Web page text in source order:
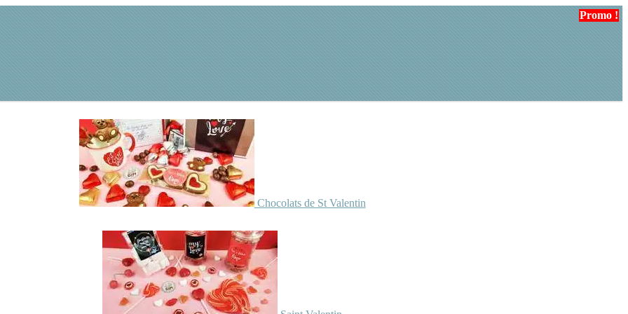
Chocolats de St Valentin
Promo !
Promo !